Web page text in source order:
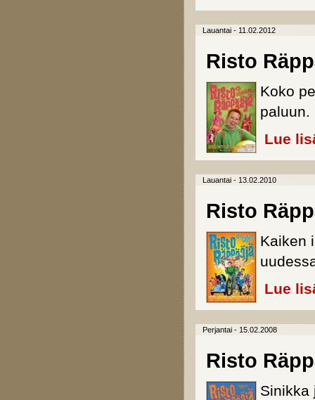
Lauantai - 11.02.2012
Risto
Koko
paluun.
Lue
Lauantai - 13.02.2010
Risto
Kaiken
Lue
Perjantai - 15.02.2008
Risto
Sinikka